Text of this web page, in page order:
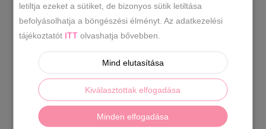
LEÍRÁS
Divatos bőr szandál.
hely:EUAnyaga:bőrSzín:feketeTalp
3 cmSarok magasság:
letiltja ezeket a sütiket, de bizonyos sütik letiltása
befolyásolhatja a böngészési élményt. Az adatkezelési
tájékoztatót ITT olvashatja bővebben.
Mind elutasítása
Kiválasztottak elfogadása
Minden elfogadása